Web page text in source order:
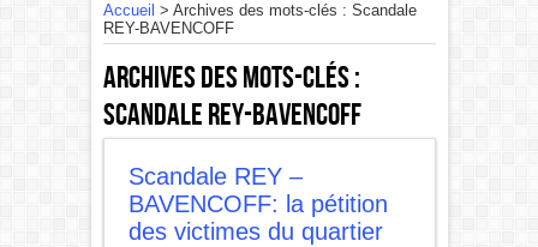
Accueil > Archives des mots-clés : Scandale
REY-BAVENCOFF
Archives des mots-clés :
Scandale REY-BAVENCOFF
Scandale REY –
BAVENCOFF: la pétition
des victimes du quartier